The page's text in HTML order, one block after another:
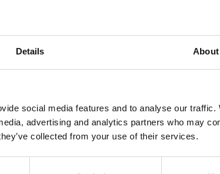
Details About
social media features and to analyse our traffic.
advertising and analytics partners who may
collected from your use of their services.
af den fulde rapporteringspligt, men som gerne
ESG-rapportering er.